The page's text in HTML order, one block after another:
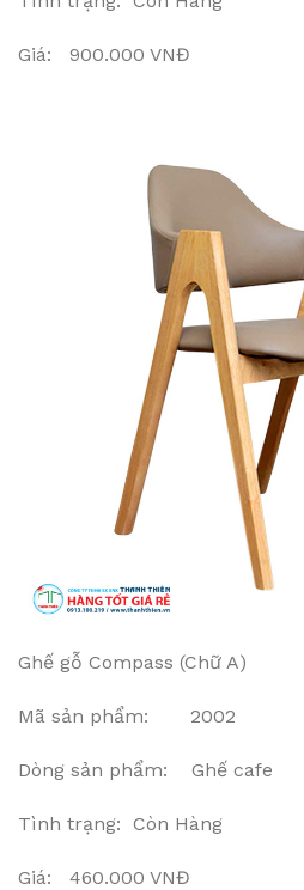
Giá: 900.000 VNĐ
Ghế gỗ Compass (Chữ A)
Mã sản phẩm: 2002
Dòng sản phẩm: Ghế cafe
Tình trạng: Còn Hàng
Giá: 460.000 VNĐ